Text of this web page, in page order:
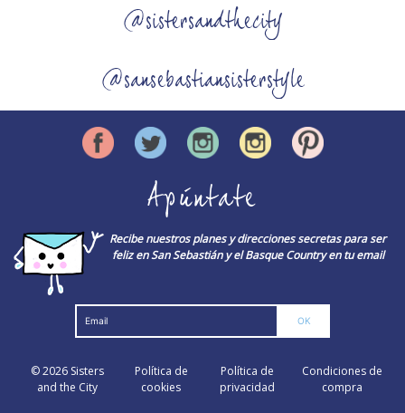
@sistersandthecity
@sansebastiansisterstyle
Apúntate
Recibe nuestros planes y direcciones secretas para ser
feliz en San Sebastián y el Basque Country en tu email
© 2026 Sisters
and the City
Política de
cookies
Política de
privacidad
Condiciones de
compra